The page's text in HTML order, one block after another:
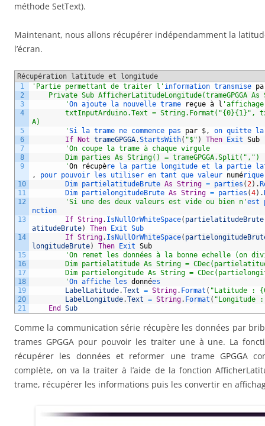
méthode SetText).
Maintenant, nous allons récupérer indépendamment la
l’écran.
Récupération latitude et longitude
1
2
3
4
5
6
7
8
9
10
11
12
13
14
15
16
17
18
19
20
21
'Partie permettant de traiter l' information transmise
Private Sub AfficherLatitudeLongitude(trameGPGGA
'On ajoute la nouvelle trame reçue à l
txtInputArduino.Text = String.Format("{0}{1}",
A)
'Si la trame ne commence pas par $, on quitte
If
Not trameGPGGA.StartsWith( "$" ) Then Exit Sub
'On coupe la trame à chaque virgule
Dim parties As String() = trameGPGGA.Split(",")
'On récupère la partie longitude et la partie
,
pour pouvoir les utiliser en tant que valeur numérique
Dim partielatitudeBrute As String = parties (2) .
Dim partielongitudeBrute As String = parties (4) .
'Si une des deux valeurs est vide ou bien n'est
nction
If String. IsNullOrWhiteSpace( partielatitudeBrute
atitudeBrute) Then Exit Sub
If String. IsNullOrWhiteSpace(
longitudeBrute) Then Exit Sub
'On remet les données à la bonne echelle (on
Dim partielatitude As String =
Dim partielongitude As String =
'On affiche les données
LabelLatitude.Text = String. Format ( "Latitude :
LabelLongitude.Text = String. Format ( "Longitude
End
Sub
Comme la communication série récupère les données par
trames GPGGA pour pouvoir les traiter une à une. La
récupérer les données et reformer une trame GPGGA
complète, on va la traiter à l’aide de la fonction
trame, récupérer les informations puis les convertir en